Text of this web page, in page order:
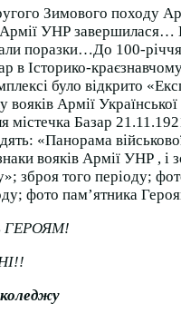
Зимового походу
Армії УНР завершилася…
поразки…До 100-річчя
в Історико-
було відкрито
вояків Армії
містечка Базар
«Панорама
вояків Армії УНР , і
зброя того періоду;
фото пам’ятника
ГЕРОЯМ!